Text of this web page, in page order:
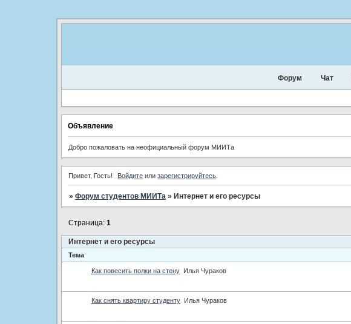
Форум Чат
Объявление
Добро пожаловать на неофициальный форум МИИТа
Привет, Гость! Войдите илизарегистрируйтесь
» Форум студентов МИИТа » Интернет и его ресурсы
Интернет и его ресурсы
Страница: 1
Тема
Как повесить полки на стену
Илья Чураков
Как снять квартиру студенту
Илья Чураков